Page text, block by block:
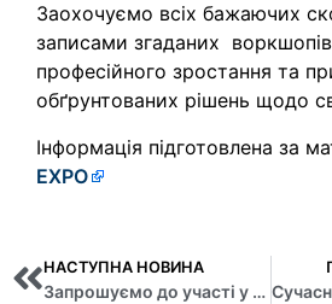
Заохочуємо всіх бажаючих
записами згаданих
професійного зростання та
обґрунтованих рішень щодо
Інформація підготовлена за
EXPO
НАСТУПНА НОВИНА
Запрошуємо до участі у II науковій онлайн-конференції “Виклики кібербезпеки індустрії фінансових послуг”